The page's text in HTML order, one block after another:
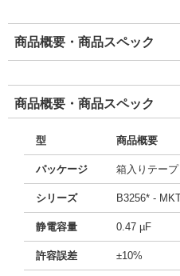
商品概要・商品スペック
商品概要・商品スペック
型 商品概要
パッケージ 箱入りテープ
シリーズ B3256* -
静電容量 0.47 µF
許容誤差 ±10%